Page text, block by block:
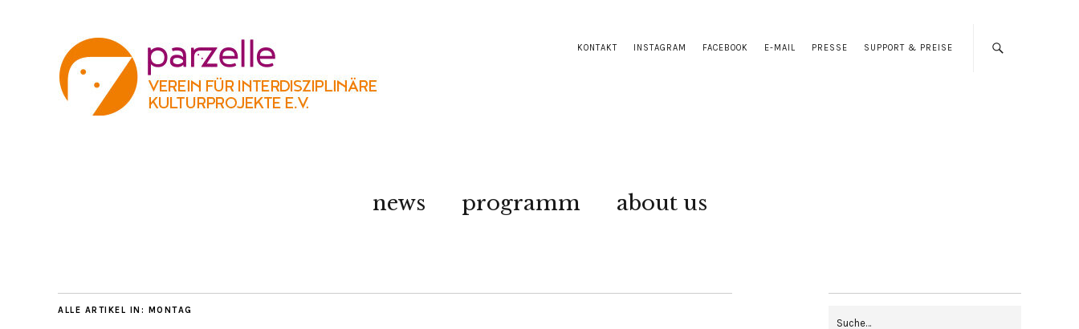
KONTAKT INSTAGRAM FACEBOOK E-MAIL PRESSE SUPPORT & PREISE
news programm about us
ALLE ARTIKEL IN: MONTAG